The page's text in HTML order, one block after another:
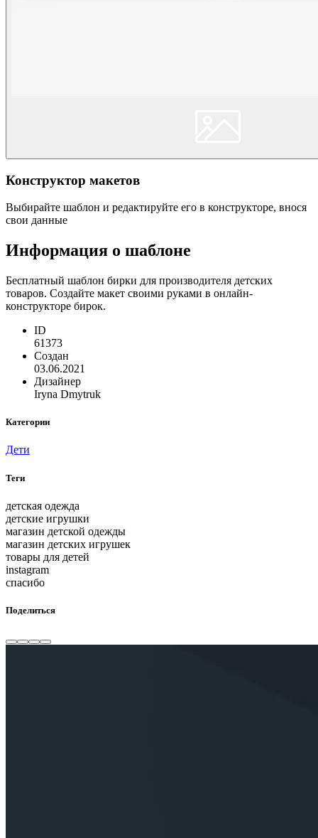
Конструктор макетов
Выбирайте шаблон и редактируйте его в конструкторе, внося
свои данные
Информация о шаблоне
Бесплатный шаблон бирки для производителя детских
товаров. Создайте макет своими руками в онлайн-
конструкторе бирок.
ID
61373
Создан
03.06.2021
Дизайнер
Iryna Dmytruk
Категории
Дети
Теги
детская одежда
детские игрушки
магазин детской одежды
магазин детских игрушек
товары для детей
instagram
спасибо
Поделиться